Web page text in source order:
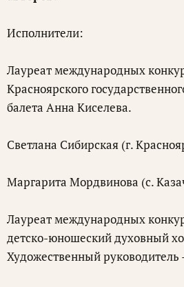
Исполнители:
Лауреат международных
Красноярского
балета Анна Киселева.
Светлана Сибирская (г.
Маргарита Мордвинова (с.
Лауреат международных
детско-юношеский духовный
Художественный руководитель